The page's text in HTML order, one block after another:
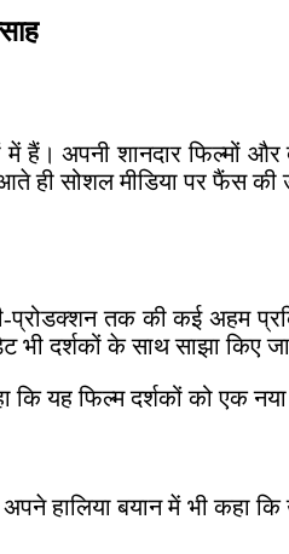
में हैं। अपनी शानदार फिल्मों
ही सोशल मीडिया पर फैंस
तक की कई अहम
भी दर्शकों के साथ साझा किए
कि यह फिल्म दर्शकों को एक
हालिया बयान में भी कहा कि